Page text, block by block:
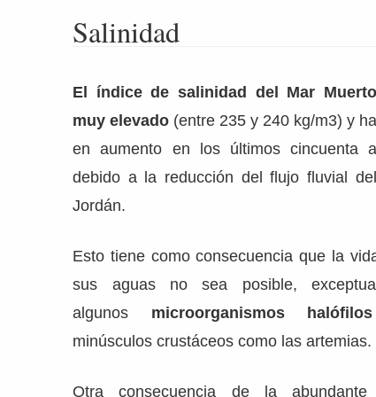
Salinidad
El índice de salinidad del Mar
muy elevado (entre 235 y 240 kg/m3) y
en aumento en los últimos cincuenta
debido a la reducción del flujo fluvial
Jordán.
Esto tiene como consecuencia que la
sus aguas no sea posible,
algunos microorganismos halófilos
minúsculos crustáceos como las artemias.
Otra consecuencia de la abundante